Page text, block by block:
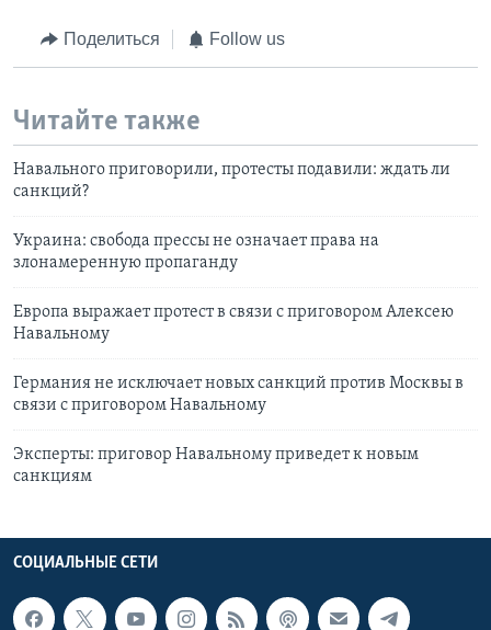
Поделиться Follow us
Читайте также
Навального приговорили, протесты подавили: ждать ли
санкций?
Украина: свобода прессы не означает права на
злонамеренную пропаганду
Европа выражает протест в связи с приговором Алексею
Навальному
Германия не исключает новых санкций против Москвы в
связи с приговором Навальному
Эксперты: приговор Навальному приведет к новым
санкциям
СОЦИАЛЬНЫЕ СЕТИ